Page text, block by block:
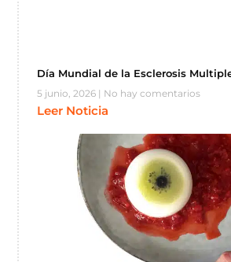
Día Mundial de la Esclerosis
5 junio, 2026 No hay comentarios
Leer Noticia